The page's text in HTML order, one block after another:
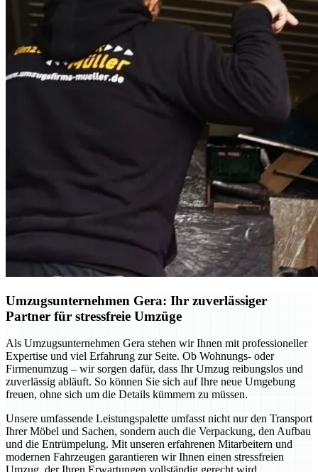
Umzugsunternehmen Gera: Ihr zuverlässiger
Partner für stressfreie Umzüge
Als Umzugsunternehmen Gera stehen wir Ihnen mit professioneller
Expertise und viel Erfahrung zur Seite. Ob Wohnungs- oder
Firmenumzug – wir sorgen dafür, dass Ihr Umzug reibungslos und
zuverlässig abläuft. So können Sie sich auf Ihre neue Umgebung
freuen, ohne sich um die Details kümmern zu müssen.
Unsere umfassende Leistungspalette umfasst nicht nur den Transport
Ihrer Möbel und Sachen, sondern auch die Verpackung, den Aufbau
und die Entrümpelung. Mit unseren erfahrenen Mitarbeitern und
modernen Fahrzeugen garantieren wir Ihnen einen stressfreien